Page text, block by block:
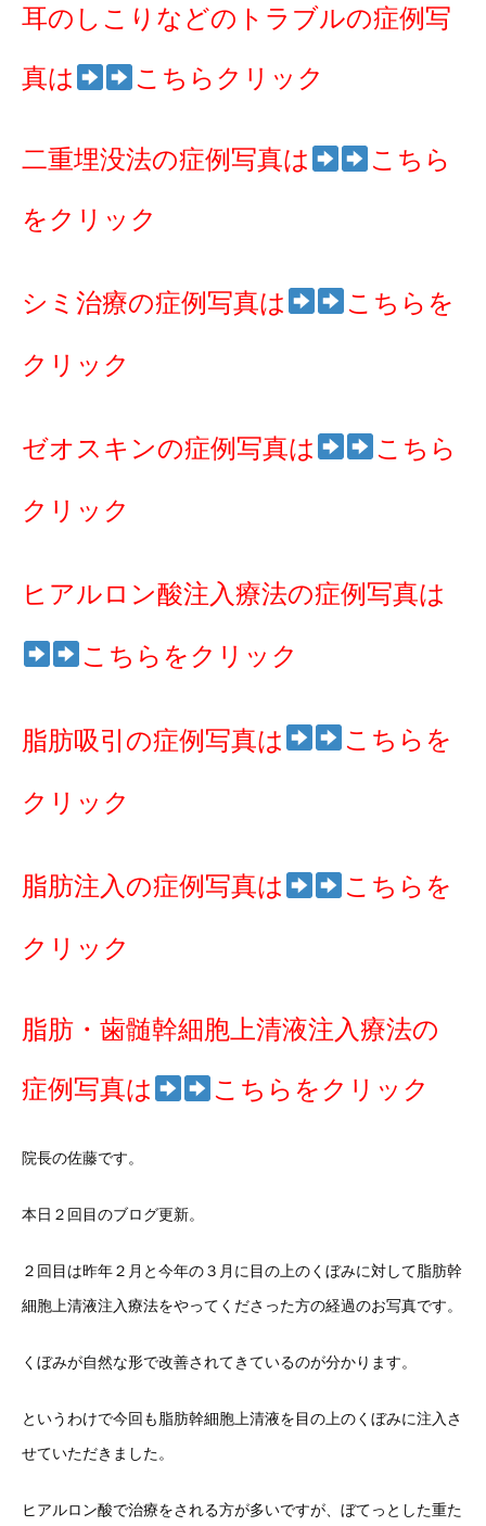
耳のしこりなどのトラブルの症例写
真は こちらクリック
二重埋没法の症例写真は こちら
をクリック
シミ治療の症例写真は こちらを
クリック
ゼオスキンの症例写真は こちら
クリック
ヒアルロン酸注入療法の症例写真は
こちらをクリック
脂肪吸引の症例写真は こちらを
クリック
脂肪注入の症例写真は こちらを
クリック
脂肪・歯髄幹細胞上清液注入療法の
症例写真は こちらをクリック
院長の佐藤です。
本日２回目のブログ更新。
２回目は昨年２月と今年の３月に目の上のくぼみに対して脂肪幹
細胞上清液注入療法をやってくださった方の経過のお写真です。
くぼみが自然な形で改善されてきているのが分かります。
というわけで今回も脂肪幹細胞上清液を目の上のくぼみに注入さ
せていただきました。
ヒアルロン酸で治療をされる方が多いですが、ぼてっとした重た